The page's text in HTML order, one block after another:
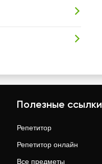
Полезные ссылки
Репетитор
Репетитор онлайн
Все предметы